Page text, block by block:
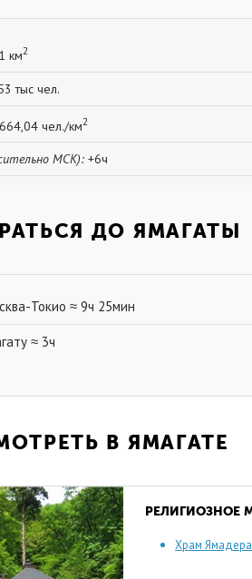
км2
тыс чел.
664,04 чел./км2
МСК): +6ч
ДО ЯМАГАТЫ
Токио ≈ 9ч 25мин
≈ 3ч
В ЯМАГАТЕ
РЕЛИГИОЗНОЕ
Храм Ямадера